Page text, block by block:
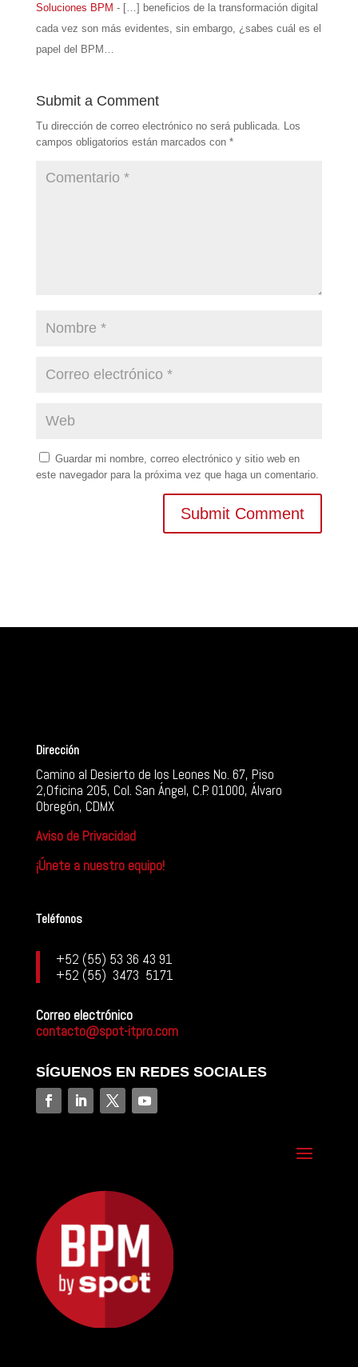
Soluciones BPM - […] beneficios de la transformación digital
cada vez son más evidentes, sin embargo, ¿sabes cuál es el
papel del BPM…
Submit a Comment
Tu dirección de correo electrónico no será publicada. Los
campos obligatorios están marcados con *
Guardar mi nombre, correo electrónico y sitio web en
este navegador para la próxima vez que haga un comentario.
Dirección
Camino al Desierto de los Leones No. 67, Piso
2,Oficina 205, Col. San Ángel, C.P. 01000, Álvaro
Obregón, CDMX
Aviso de Privacidad
¡Únete a nuestro equipo!
Teléfonos
+52 (55) 53 36 43 91
+52 (55) 3473 5171
Correo electrónico
contacto@spot-itpro.com
SÍGUENOS EN REDES SOCIALES